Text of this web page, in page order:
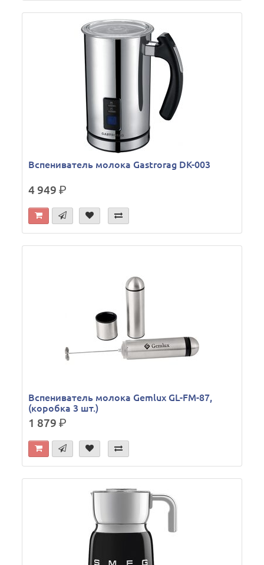
Вспениватель молока Gastrorag DK-003
4 949р.
Вспениватель молока Gemlux GL-FM-87,
(коробка 3 шт.)
1 879р.